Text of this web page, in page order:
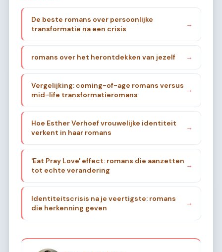
De beste romans over persoonlijke
transformatie na een crisis
→
romans over het herontdekken van jezelf →
Vergelijking: coming-of-age romans versus
mid-life transformatieromans
→
Hoe Esther Verhoef vrouwelijke identiteit
verkent in haar romans
→
'Eat Pray Love' effect: romans die aanzetten
tot echte verandering
→
Identiteitscrisis na je veertigste: romans
die herkenning geven
→